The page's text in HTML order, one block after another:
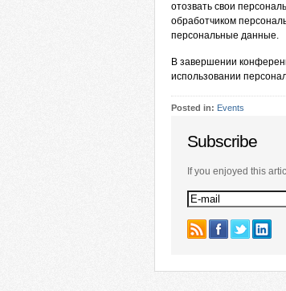
отозвать свои
обработчиком
персональные данные.
В завершении
использовании
Posted in: Events
Subscribe
If you enjoyed this